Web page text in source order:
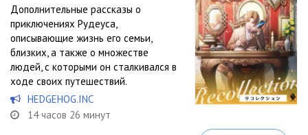
Дополнительные рассказы о
приключениях Рудеуса,
описывающие жизнь его семьи,
близких, а также о множестве
людей, с которыми он сталкивался в
ходе своих путешествий.
HEDGEHOG.INC
14 часов 26 минут